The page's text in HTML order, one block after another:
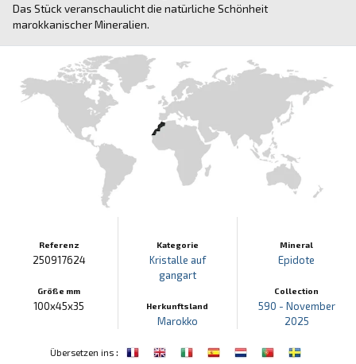
Das Stück veranschaulicht die natürliche Schönheit
marokkanischer Mineralien.
Referenz
250917624
Größe mm
100x45x35
Kategorie
Kristalle auf
gangart
Herkunftsland
Marokko
Mineral
Epidote
Collection
590 - November
2025
Übersetzen ins: